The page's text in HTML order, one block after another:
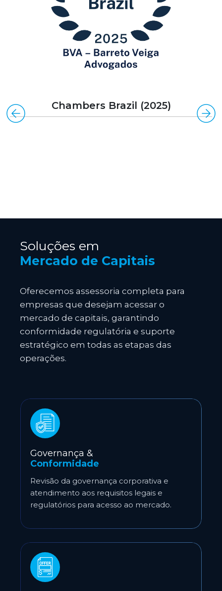
Chambers Brazil (2025)
Soluções em
Mercado de Capitais
Oferecemos assessoria completa para
empresas que desejam acessar o
mercado de capitais, garantindo
conformidade regulatória e suporte
estratégico em todas as etapas das
operações.
Governança &
Conformidade
Revisão da governança corporativa e
atendimento aos requisitos legais e
regulatórios para acesso ao mercado.